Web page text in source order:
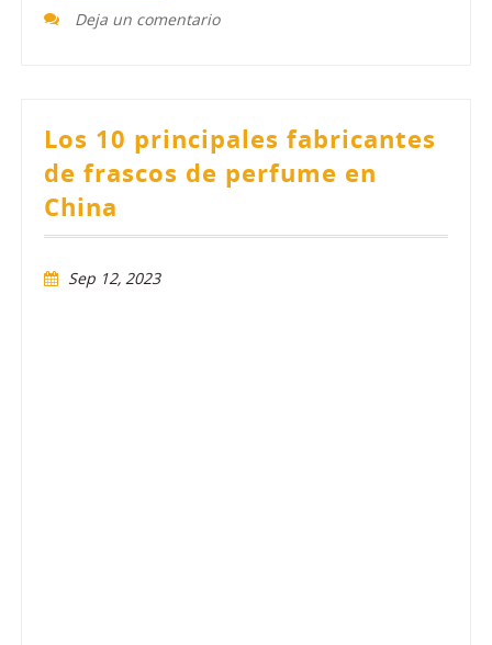
Deja un comentario
Los 10 principales fabricantes
de frascos de perfume en
China
Sep 12, 2023